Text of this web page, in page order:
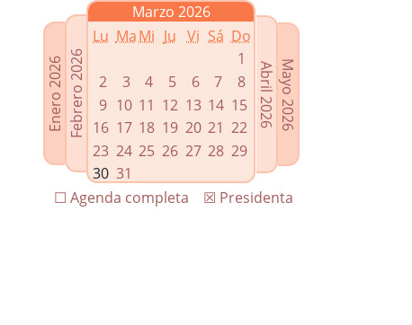
Enero 2026Febrero 2026
Marzo 2026
Lu MaMi Ju Vi Sá Do
1
2
3 4 5 6 7
8
9 10 11 12 13 14 15
16 17 18 19 20 21 22
23 24 25 26 27 28 29
30 31
Mayo 2026
Abril 2026
☒ Presidenta
☐ Agenda completa